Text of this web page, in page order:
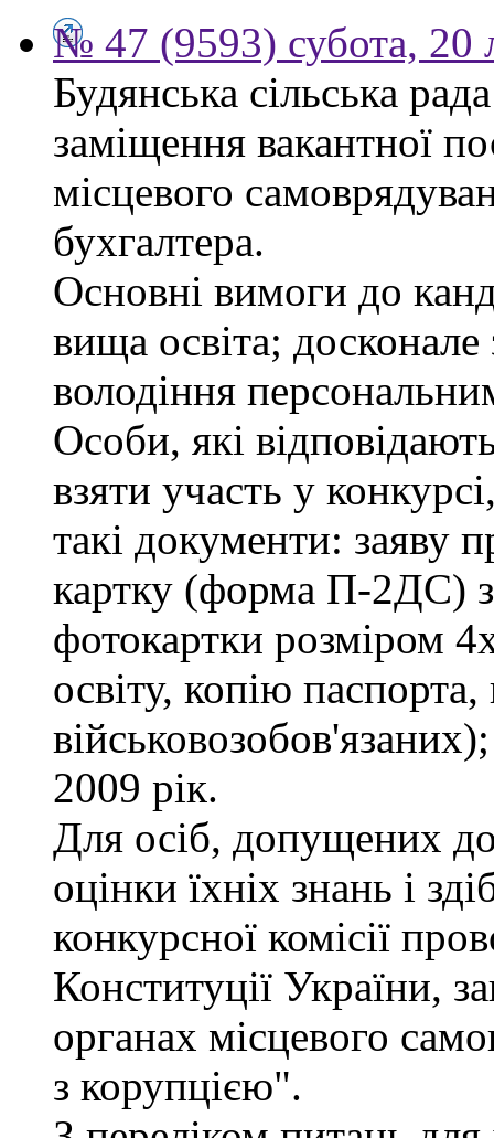
№ 47 (9593) субота, 20
Будянська сільська
заміщення вакантної
місцевого
бухгалтера.
Основні вимоги до
вища освіта;
володіння
Особи, які
взяти участь у
такі документи: заяву
картку (форма П-2ДС) з
фотокартки розміром
освіту, копію
2009 рік.
Для осіб, допущених
оцінки їхніх знань і
конкурсної комісії
Конституції України,
органах місцевого
з корупцією".